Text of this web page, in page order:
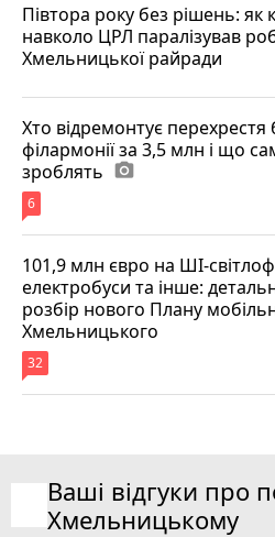
Півтора року без рішень: як
навколо ЦРЛ паралізував
Хмельницької райради
Хто відремонтує перехрестя
філармонії за 3,5 млн і що
зроблять photo_camera
6
101,9 млн євро на ШІ-
електробуси та інше:
розбір нового Плану
Хмельницького
32
Ваші відгуки про
Хмельницькому